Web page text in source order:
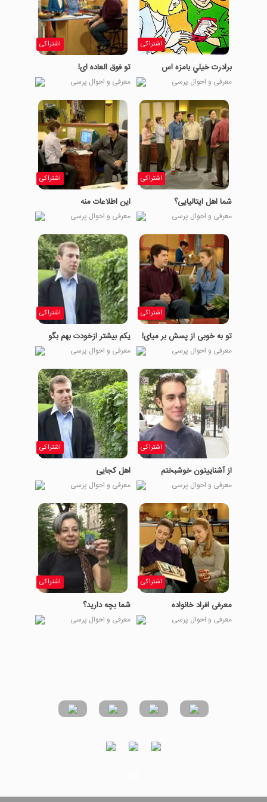
اشتراکی
برادرت خيلي بامزه اس
معرفی و احوال پرسی
اشتراکی
تو فوق العاده ای!
معرفی و احوال پرسی
اشتراکی
شما اهل ایتالیایی؟
معرفی و احوال پرسی
اشتراکی
این اطلاعات منه
معرفی و احوال پرسی
اشتراکی
تو به خوبی از پسش بر میای!
معرفی و احوال پرسی
اشتراکی
یکم بیشتر ازخودت بهم بگو
معرفی و احوال پرسی
اشتراکی
از آشناییتون خوشبختم
معرفی و احوال پرسی
اشتراکی
اهل کجایی
معرفی و احوال پرسی
اشتراکی
معرفی افراد خانواده
معرفی و احوال پرسی
اشتراکی
شما بچه دارید؟
معرفی و احوال پرسی